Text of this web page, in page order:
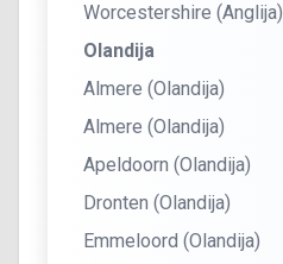
Worcestershire (Anglija)
Olandija
Almere (Olandija)
Almere (Olandija)
Apeldoorn (Olandija)
Dronten (Olandija)
Emmeloord (Olandija)